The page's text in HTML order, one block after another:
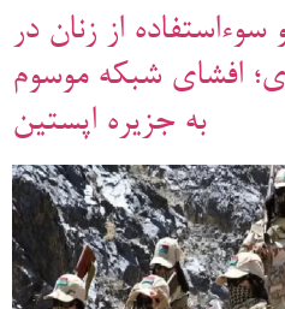
سوءاستفاده از زنان در
افشای شبکه موسوم
به جزیره اپستین